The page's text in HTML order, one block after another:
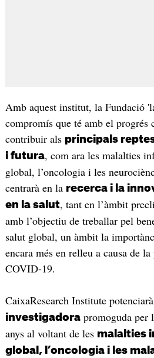
Amb aquest institut, la Fundació
compromís que té amb el
contribuir als principals
i futura, com ara les malalties
global, l’oncologia i les
centrarà en la recerca i la
en la salut, tant en l’àmbit
amb l’objectiu de treballar pel
salut global, un àmbit la
encara més en relleu a causa de
COVID-19.
CaixaResearch Institute
investigadorapromoguda per
anys al voltant de les malalties
global, l’oncologia i les